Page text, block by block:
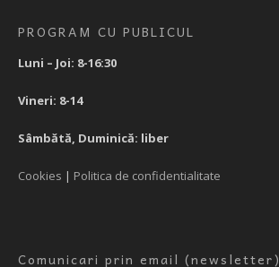
PROGRAM CU PUBLICUL
Luni – Joi: 8-16:30
Vineri: 8-14
Sâmbătă, Duminică: liber
Cookies | Politica de confidentialitate
Comunicari prin email (newsletter)